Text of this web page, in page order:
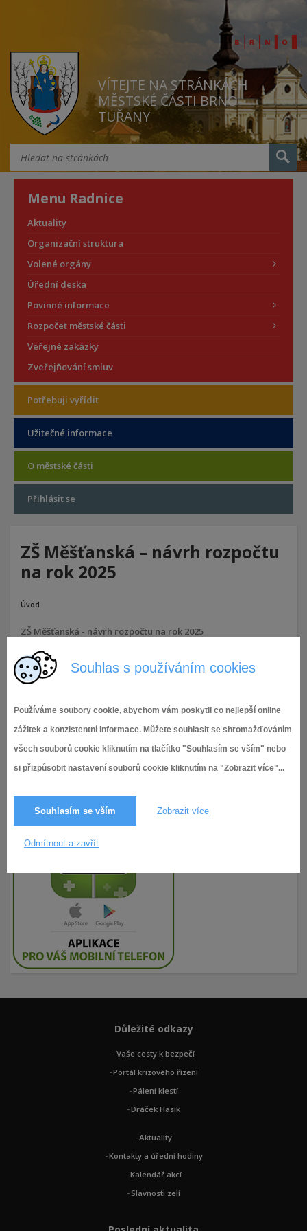
Souhlas s používáním cookies
Používáme soubory cookie, abychom vám poskytli co nejlepší online
zážitek a konzistentní informace. Můžete souhlasit se shromažďováním
všech souborů cookie kliknutím na tlačítko "Souhlasím se vším" nebo
si přizpůsobit nastavení souborů cookie kliknutím na "Zobrazit více"...
Souhlasím se vším Zobrazit více
Odmítnout a zavřít
VÍTEJTE NA STRÁNKÁCH
MĚSTSKÉ ČÁSTI BRNO
TUŘANY
Menu Radnice
Aktuality
Organizační struktura
Volené orgány
Úřední deska
Povinné informace
Rozpočet městské části
Veřejné zakázky
Zveřejňování smluv
Potřebuji vyřídit
Užitečné informace
O městské části
Přihlásit se
ZŠ Měšťanská – návrh rozpočtu
na rok 2025
Úvod
ZŠ Měšťanská - návrh rozpočtu na rok 2025
54× zobrazeno
7.2.2025
Důležité odkazy
Vaše cesty k bezpečí
Portál krizového řízení
Pálení klestí
Dráček Hasík
Aktuality
Kontakty a úřední hodiny
Kalendář akcí
Slavnosti zelí